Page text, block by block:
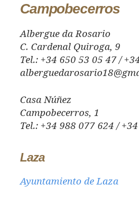
Campobecerros
Albergue da Rosario
C. Cardenal Quiroga, 9
Tel.: +34 650 53 05 47 /
Casa Núñez
Campobecerros, 1
Tel.: +34 988 077 624 /
Laza
Ayuntamiento de Laza